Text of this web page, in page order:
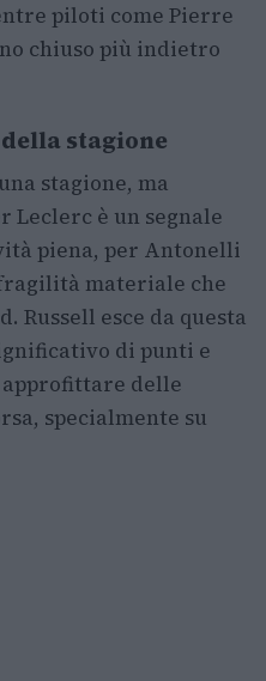
piloti come Pierre
chiuso più indietro
stagione
stagione, ma
Leclerc è un segnale
piena, per Antonelli
materiale che
Russell esce da questa
di punti e
approfittare delle
specialmente su